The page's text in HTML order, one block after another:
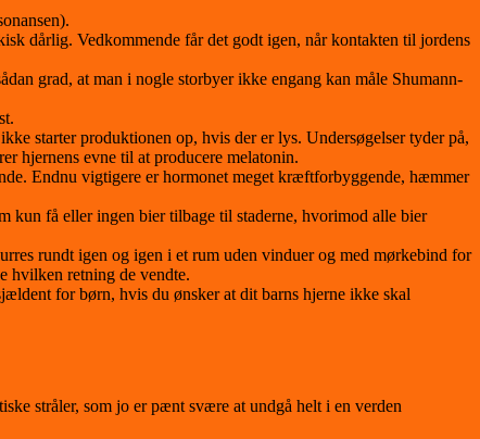
dårlig. Vedkommende får det godt igen, når kontakten til jordens
grad, at man i nogle storbyer ikke engang kan måle Shumann-
starter produktionen op, hvis der er lys. Undersøgelser tyder på,
hjernens evne til at producere melatonin.
Endnu vigtigere er hormonet meget kræftforbyggende, hæmmer
kun få eller ingen bier tilbage til staderne, hvorimod alle bier
rundt igen og igen i et rum uden vinduer og med mørkebind for
hvilken retning de vendte.
for børn, hvis du ønsker at dit barns hjerne ikke skal
stråler, som jo er pænt svære at undgå helt i en verden